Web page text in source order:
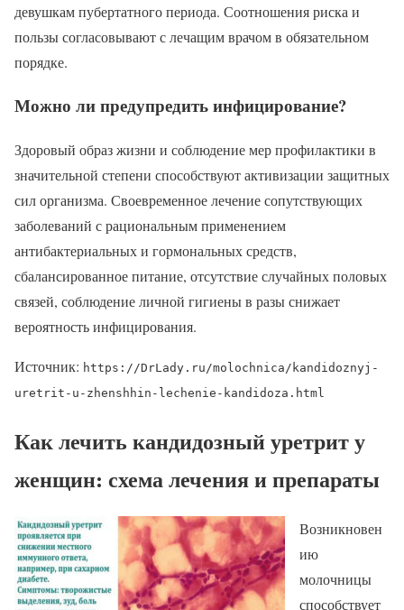
девушкам пубертатного периода. Соотношения риска и
пользы согласовывают с лечащим врачом в обязательном
порядке.
Можно ли предупредить инфицирование?
Здоровый образ жизни и соблюдение мер профилактики в
значительной степени способствуют активизации защитных
сил организма. Своевременное лечение сопутствующих
заболеваний с рациональным применением
антибактериальных и гормональных средств,
сбалансированное питание, отсутствие случайных половых
связей, соблюдение личной гигиены в разы снижает
вероятность инфицирования.
Источник: https://DrLady.ru/molochnica/kandidoznyj-
uretrit-u-zhenshhin-lechenie-kandidoza.html
Как лечить кандидозный уретрит у
женщин: схема лечения и препараты
Возникновен
ию
молочницы
способствует